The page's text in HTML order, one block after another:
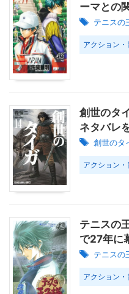
ーマとの
テニスの
アクション・
創世のタ
ネタバレ
創世のタ
アクション・
テニスの
で27年に
テニスの
アクション・